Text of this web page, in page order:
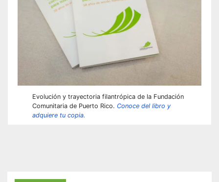
Evolución y trayectoria filantrópica de la Fundación
Comunitaria de Puerto Rico. Conoce del libro y
adquiere tu copia.